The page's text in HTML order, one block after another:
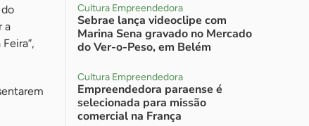
a
Cultura Empreendedora
Sebrae lança videoclipe com
Marina Sena gravado no Mercado
do Ver-o-Peso, em Belém
Cultura Empreendedora
Empreendedora paraense é
selecionada para missão
comercial na França